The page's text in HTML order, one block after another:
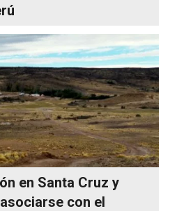
en Santa Cruz y
con el